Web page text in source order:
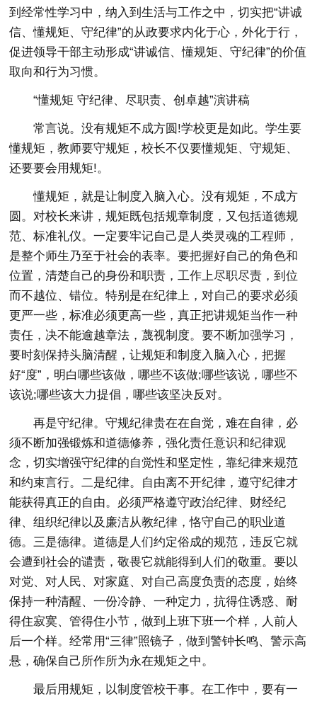
到经常性学习中，纳入到生活与工作之中，切实把“讲诚
信、懂规矩、守纪律”的从政要求内化于心，外化于行，
促进领导干部主动形成“讲诚信、懂规矩、守纪律”的价值
取向和行为习惯。
“懂规矩 守纪律、尽职责、创卓越”演讲稿
常言说。没有规矩不成方圆!学校更是如此。学生要
懂规矩，教师要守规矩，校长不仅要懂规矩、守规矩、
还要要会用规矩!。
懂规矩，就是让制度入脑入心。没有规矩，不成方
圆。对校长来讲，规矩既包括规章制度，又包括道德规
范、标准礼仪。一定要牢记自己是人类灵魂的工程师，
是整个师生乃至于社会的表率。要把握好自己的角色和
位置，清楚自己的身份和职责，工作上尽职尽责，到位
而不越位、错位。特别是在纪律上，对自己的要求必须
更严一些，标准必须更高一些，真正把讲规矩当作一种
责任，决不能逾越章法，蔑视制度。要不断加强学习，
要时刻保持头脑清醒，让规矩和制度入脑入心，把握
好“度”，明白哪些该做，哪些不该做;哪些该说，哪些不
该说;哪些该大力提倡，哪些该坚决反对。
再是守纪律。守规纪律贵在在自觉，难在自律，必
须不断加强锻炼和道德修养，强化责任意识和纪律观
念，切实增强守纪律的自觉性和坚定性，靠纪律来规范
和约束言行。二是纪律。自由离不开纪律，遵守纪律才
能获得真正的自由。必须严格遵守政治纪律、财经纪
律、组织纪律以及廉洁从教纪律，恪守自己的职业道
德。三是德律。道德是人们约定俗成的规范，违反它就
会遭到社会的谴责，敬畏它就能得到人们的敬重。要以
对党、对人民、对家庭、对自己高度负责的态度，始终
保持一种清醒、一份冷静、一种定力，抗得住诱惑、耐
得住寂寞、管得住小节，做到上班下班一个样，人前人
后一个样。经常用“三律”照镜子，做到警钟长鸣、警示高
悬，确保自己所作所为永在规矩之中。
最后用规矩，以制度管校干事。在工作中，要有一